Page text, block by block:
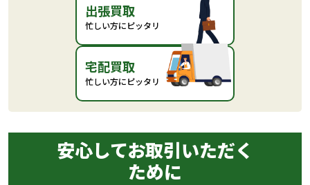
出張買取
忙しい方にピッタリ
宅配買取
忙しい方にピッタリ
安心してお取引いただく
ために